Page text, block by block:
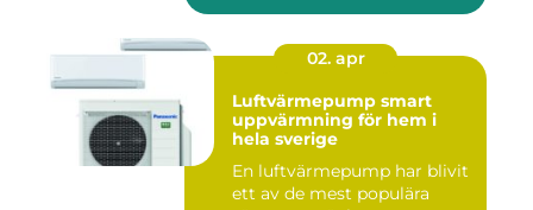
02. apr
Luftvärmepump smart
uppvärmning för hem i
hela sverige
En luftvärmepump har blivit
ett av de mest populära